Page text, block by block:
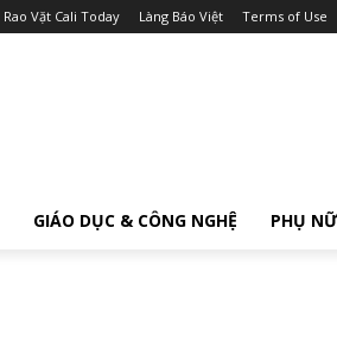
Rao Vặt Cali Today Làng Báo Việt Terms of Use
GIÁO DỤC & CÔNG NGHỆ PHỤ NỮ